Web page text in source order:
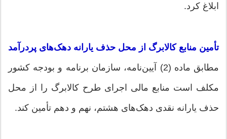
ابلاغ کرد.
تأمین منابع کالابرگ از محل حذف یارانه دهک‌های پردرآمد
مطابق ماده (2) آیین‌نامه، سازمان برنامه و بودجه کشور
مکلف است منابع مالی اجرای طرح کالابرگ را از محل
حذف یارانه نقدی دهک‌های هشتم، نهم و دهم تأمین کند.